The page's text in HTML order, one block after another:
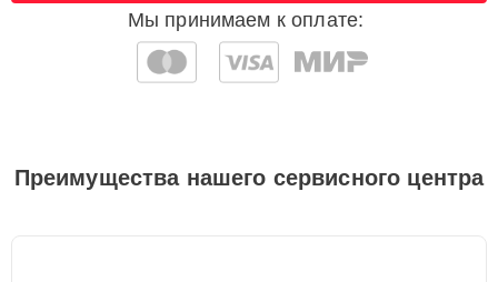
Мы принимаем к оплате:
Преимущества нашего сервисного центра